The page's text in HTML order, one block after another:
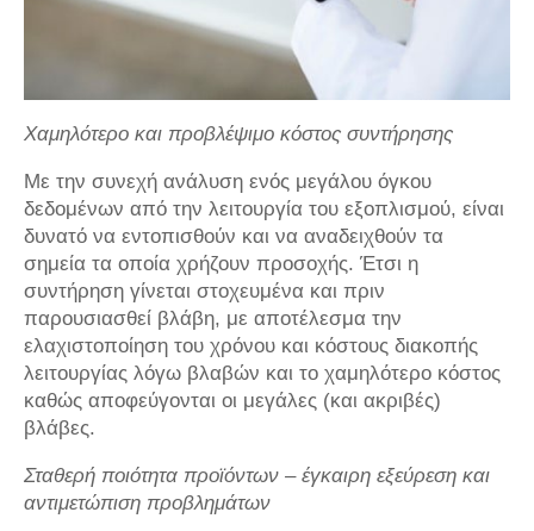
Χαμηλότερο και προβλέψιμο κόστος συντήρησης
Με την συνεχή ανάλυση ενός μεγάλου όγκου
δεδομένων από την λειτουργία του εξοπλισμού, είναι
δυνατό να εντοπισθούν και να αναδειχθούν τα
σημεία τα οποία χρήζουν προσοχής. Έτσι η
συντήρηση γίνεται στοχευμένα και πριν
παρουσιασθεί βλάβη, με αποτέλεσμα την
ελαχιστοποίηση του χρόνου και κόστους διακοπής
λειτουργίας λόγω βλαβών και το χαμηλότερο κόστος
καθώς αποφεύγονται οι μεγάλες (και ακριβές)
βλάβες.
Σταθερή ποιότητα προϊόντων – έγκαιρη εξεύρεση και
αντιμετώπιση προβλημάτων